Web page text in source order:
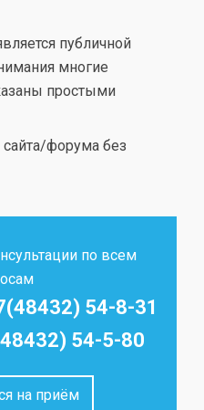
публичной
многие
простыми
форума без
по всем
54-8-31
54-5-80
на приём